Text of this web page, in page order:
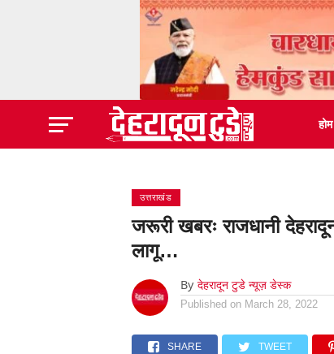
होम
उत्तराखंड
जरूरी खबरः राजधानी
लागू…
By देहरादून टुडे न्यूज़ डेस्क
Published on March 28, 2022
SHARE TWEET